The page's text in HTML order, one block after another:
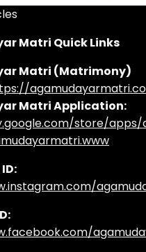
Matri Quick Links
Matri (Matrimony)
Matri Application:
store/apps/